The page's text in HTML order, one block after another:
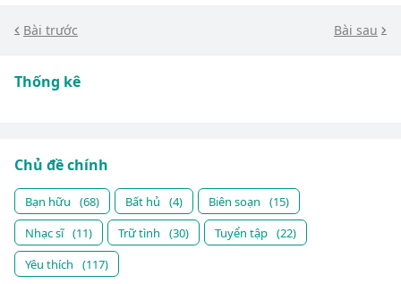
Bài trước Bài sau
Thống kê
Chủ đề chính
Bạn hữu (68) Bất hủ (4) Biên soạn
(15)
Nhạc sĩ (11) Trữ tình (30) Tuyển tập (22)
Yêu thích
(117)